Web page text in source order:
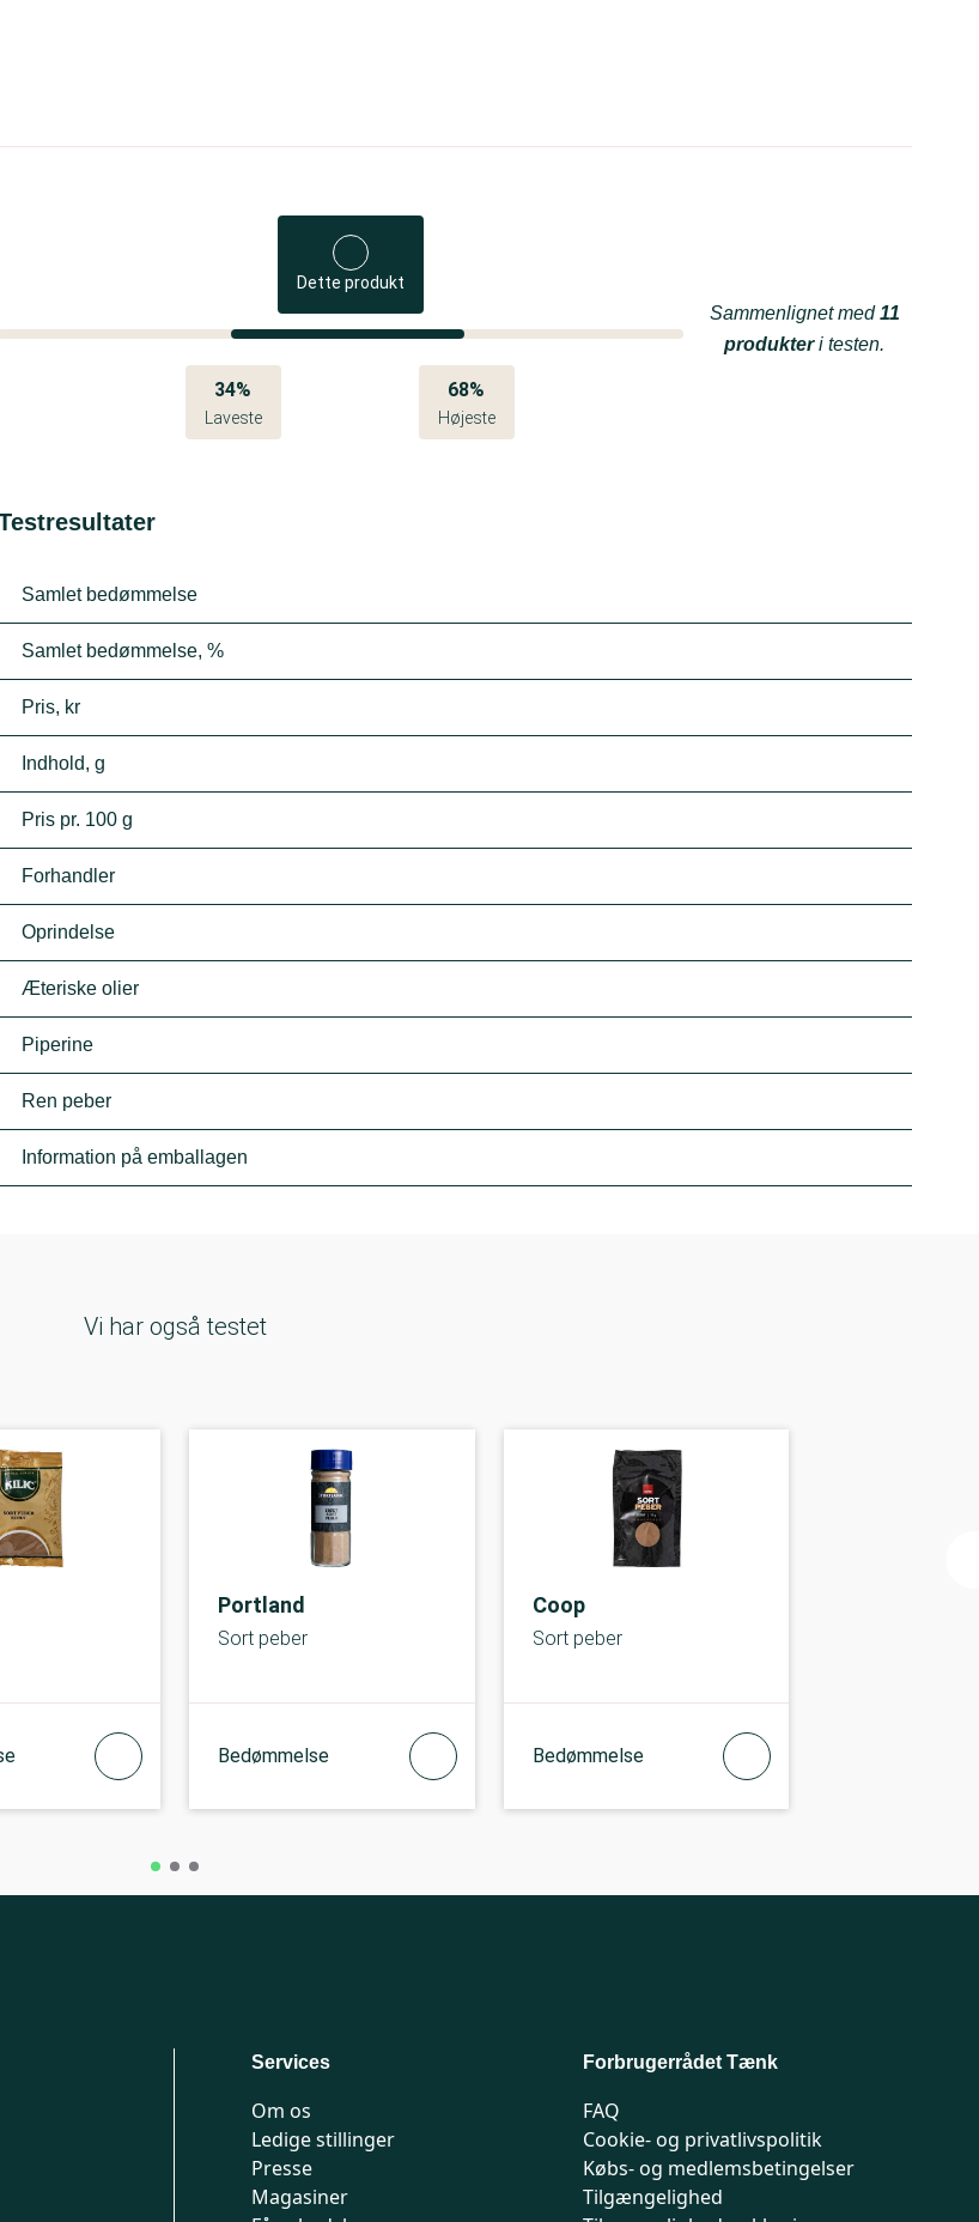
Dette produkt
34%
Laveste
68%
Højeste
Sammenlignet med11
produkteri testen.
Samlet bedømmelse
Samlet bedømmelse, %
Pris, kr
Indhold, g
Pris pr. 100 g
Forhandler
Oprindelse
Æteriske olier
Piperine
Ren peber
Information på emballagen
Vi har også testet
Portland
Sort peber
Bedømmelse
Coop
Sort peber
Bedømmelse
Services
Om os
Ledige stillinger
Presse
Magasiner
Forbrugerrådet Tænk
FAQ
Cookie- og privatlivspolitik
Købs- og medlemsbetingelser
Tilgængelighed